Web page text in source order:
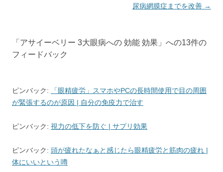
尿病網膜症までを改善 →
「 アサイーベリー 3大眼病への 効能 効果 」への13件の
フィードバック
ピンバック:
「眼精疲労」スマホやPCの長時間使用で目の周囲
が緊張するのが原因 | 自分の免疫力で治す
ピンバック: 視力の低下を防ぐ | サプリ効果
ピンバック: 頭が疲れたなぁと感じたら眼精疲労と筋肉の疲れ |
体にいいという噂